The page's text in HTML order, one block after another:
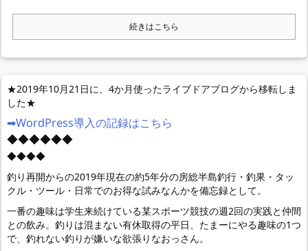
続きはこちら
★2019年10月21日に、4か月使ったライブドアブログから移転しま
した★
➡WordPress導入の記録はこちら
◆◆◆◆◆◆
◆◆◆◆
釣り再開からの2019年現在の約5年分の房総半島釣行・釣果・タッ
クル・ツール・日常でのお得な試みなんかを備忘録として。
一番の趣味は学生来続けている某スポーツ競技の週2回の実践と仲間
との飲み。釣りは混まない有休取得の平日、たまーにやる趣味の1つ
で、釣れない釣りが嫌いな欲張りなおっさん。